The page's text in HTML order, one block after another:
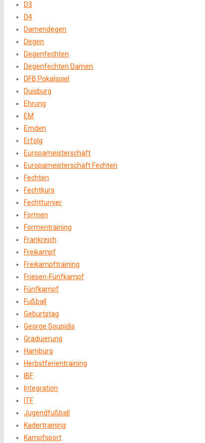
D3
D4
Damendegen
Degen
Degenfechten
Degenfechten Damen
DFB Pokalspiel
Duisburg
Ehrung
EM
Emden
Erfolg
Europameisterschaft
Europameisterschaft Fechten
Fechten
Fechtkurs
Fechtturnier
Formen
Formentraining
Frankreich
Freikampf
Freikampftraining
Friesen-Fünfkampf
Fünfkampf
Fußball
Geburtstag
George Soupidis
Graduierung
Hamburg
Herbstferientraining
IBF
Integration
ITF
Jugendfußball
Kadertraining
Kampfsport